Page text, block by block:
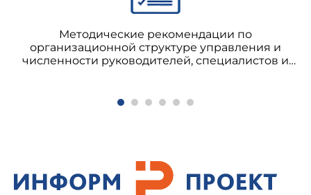
Методические рекомендации по
организационной структуре управления и
численности руководителей, специалистов и